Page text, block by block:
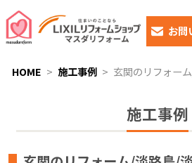
お問
HOME 施工事例 玄関のリフォー
施工事例